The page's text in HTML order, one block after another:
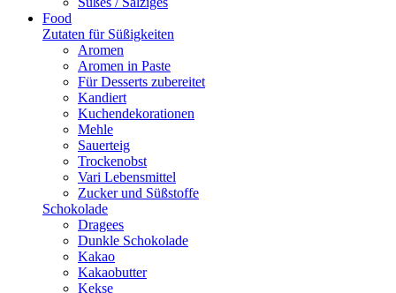
Food
Zutaten für Süßigkeiten
Aromen
Aromen in Paste
Für Desserts zubereitet
Kandiert
Kuchendekorationen
Mehle
Sauerteig
Trockenobst
Vari Lebensmittel
Zucker und Süßstoffe
Schokolade
Dragees
Dunkle Schokolade
Kakao
Kakaobutter
Kekse